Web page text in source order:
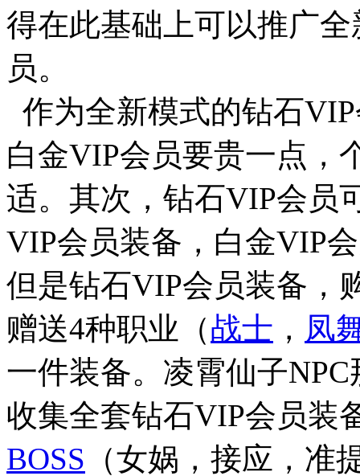
得在此基础上可以推广
员。
作为全新模式的钻石
白金VIP会员要贵一点，
适。其次，钻石VIP会员
VIP会员装备，白金VIP
但是钻石VIP会员装备，
赠送4种职业（战士 ， 凤
一件装备。凌霄仙子
收集全套钻石VIP会员装
BOSS （女娲，接应，准